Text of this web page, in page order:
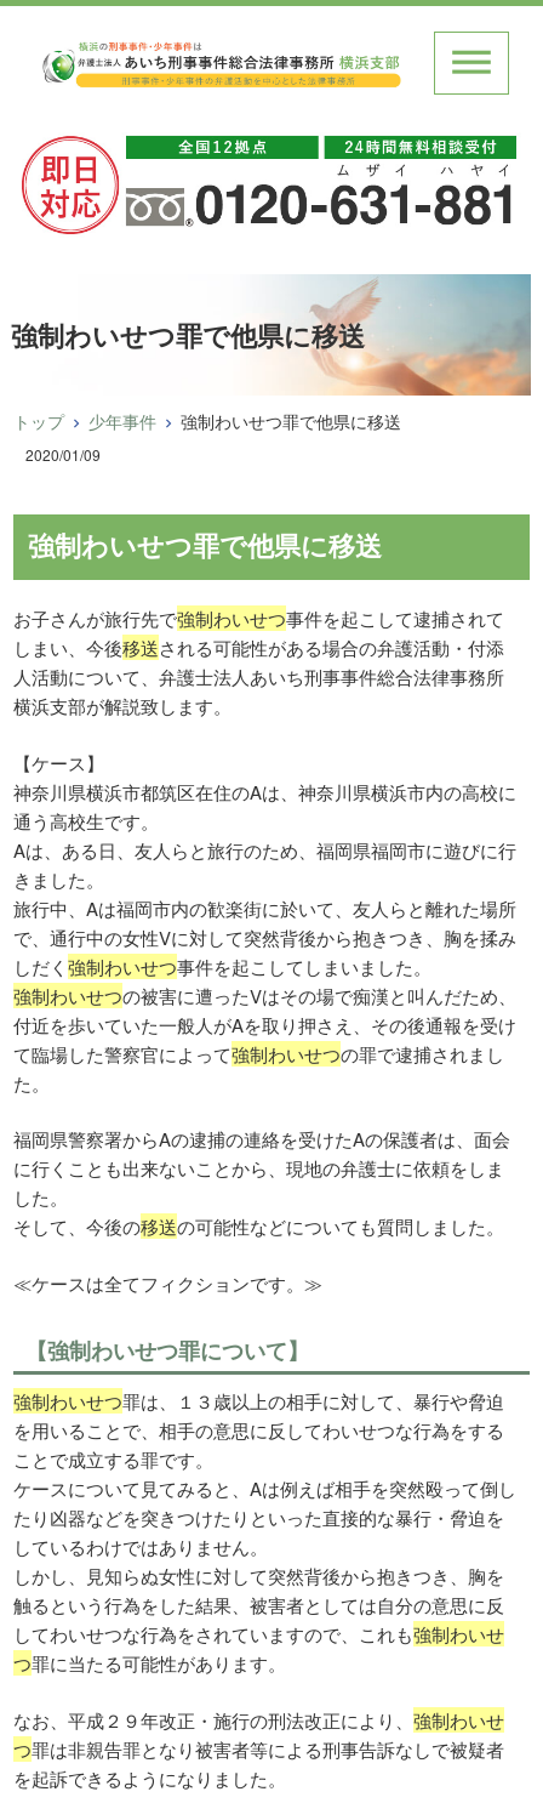
強制わいせつ罪で他県に移送
トップ 少年事件 強制わいせつ罪で他県に移送
2020/01/09
強制わいせつ罪で他県に移送
お子さんが旅行先で強制わいせつ事件を起こして逮捕されて
しまい、今後移送される可能性がある場合の弁護活動・付添
人活動について、弁護士法人あいち刑事事件総合法律事務所
横浜支部が解説致します。
【ケース】
神奈川県横浜市都筑区在住のAは、神奈川県横浜市内の高校に
通う高校生です。
Aは、ある日、友人らと旅行のため、福岡県福岡市に遊びに行
きました。
旅行中、Aは福岡市内の歓楽街に於いて、友人らと離れた場所
で、通行中の女性Vに対して突然背後から抱きつき、胸を揉み
しだく強制わいせつ事件を起こしてしまいました。
強制わいせつの被害に遭ったVはその場で痴漢と叫んだため、
付近を歩いていた一般人がAを取り押さえ、その後通報を受け
て臨場した警察官によって強制わいせつの罪で逮捕されまし
た。
福岡県警察署からAの逮捕の連絡を受けたAの保護者は、面会
に行くことも出来ないことから、現地の弁護士に依頼をしま
した。
そして、今後の移送の可能性などについても質問しました。
≪ケースは全てフィクションです。≫
【強制わいせつ罪について】
強制わいせつ罪は、１３歳以上の相手に対して、暴行や脅迫
を用いることで、相手の意思に反してわいせつな行為をする
ことで成立する罪です。
ケースについて見てみると、Aは例えば相手を突然殴って倒し
たり凶器などを突きつけたりといった直接的な暴行・脅迫を
しているわけではありません。
しかし、見知らぬ女性に対して突然背後から抱きつき、胸を
触るという行為をした結果、被害者としては自分の意思に反
してわいせつな行為をされていますので、これも強制わいせ
つ罪に当たる可能性があります。
なお、平成２９年改正・施行の刑法改正により、強制わいせ
つ罪は非親告罪となり被害者等による刑事告訴なしで被疑者
を起訴できるようになりました。